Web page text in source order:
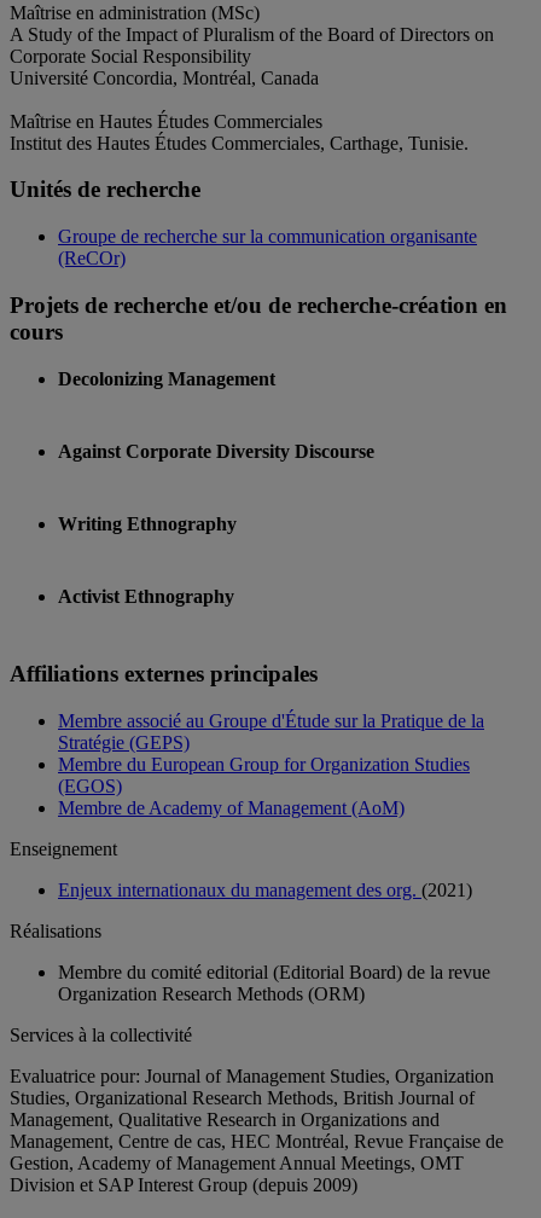
Maîtrise en administration (MSc)
A Study of the Impact of Pluralism of the Board of Directors on
Corporate Social Responsibility
Université Concordia, Montréal, Canada
Maîtrise en Hautes Études Commerciales
Institut des Hautes Études Commerciales, Carthage, Tunisie.
Unités de recherche
Groupe de recherche sur la communication organisante
(ReCOr)
Projets de recherche et/ou de recherche-création en
cours
Decolonizing Management
Against Corporate Diversity Discourse
Writing Ethnography
Activist Ethnography
Affiliations externes principales
Membre associé au Groupe d'Étude sur la Pratique de la
Stratégie (GEPS)
Membre du European Group for Organization Studies
(EGOS)
Membre de Academy of Management (AoM)
Enseignement
Enjeux internationaux du management des org. (2021)
Réalisations
Membre du comité editorial (Editorial Board) de la revue
Organization Research Methods (ORM)
Services à la collectivité
Evaluatrice pour: Journal of Management Studies, Organization
Studies, Organizational Research Methods, British Journal of
Management, Qualitative Research in Organizations and
Management, Centre de cas, HEC Montréal, Revue Française de
Gestion, Academy of Management Annual Meetings, OMT
Division et SAP Interest Group (depuis 2009)